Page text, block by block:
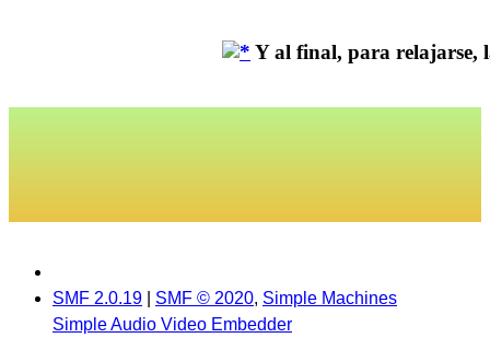
Y al final, para relajarse,
SMF 2.0.19 SMF © 2020, Simple Machines
Simple Audio Video Embedder